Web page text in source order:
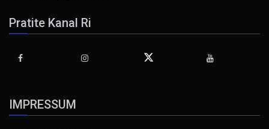
Pratite Kanal Ri
IMPRESSUM